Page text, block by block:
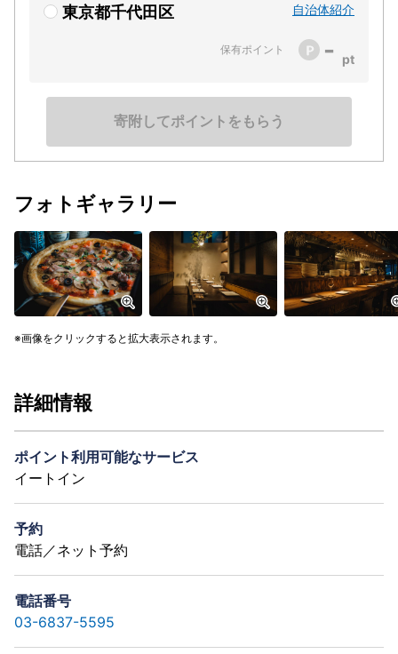
東京都千代田区 自治体紹介
保有ポイント -
寄附してポイントをもらう
フォトギャラリー
画像をクリックすると拡大表示されます。
詳細情報
ポイント利用可能なサービス
イートイン
予約
電話／ネット予約
電話番号
03-6837-5595